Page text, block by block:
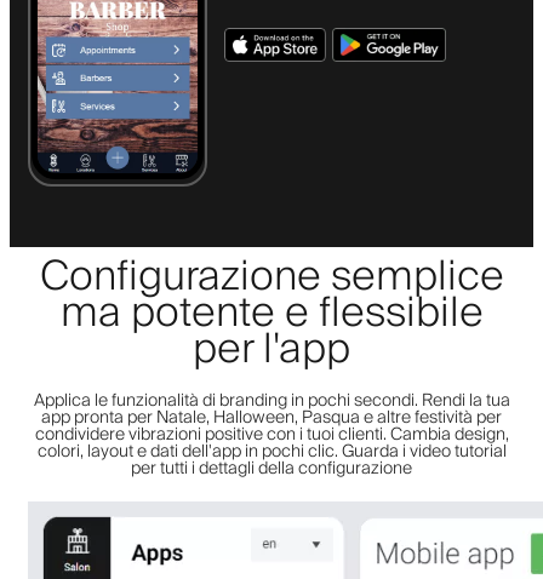
Configurazione semplice
ma potente e flessibile
per l'app
Applica le funzionalità di branding in pochi secondi. Rendi la tua
app pronta per Natale, Halloween, Pasqua e altre festività per
condividere vibrazioni positive con i tuoi clienti. Cambia design,
colori, layout e dati dell'app in pochi clic. Guarda i video tutorial
per tutti i dettagli della configurazione